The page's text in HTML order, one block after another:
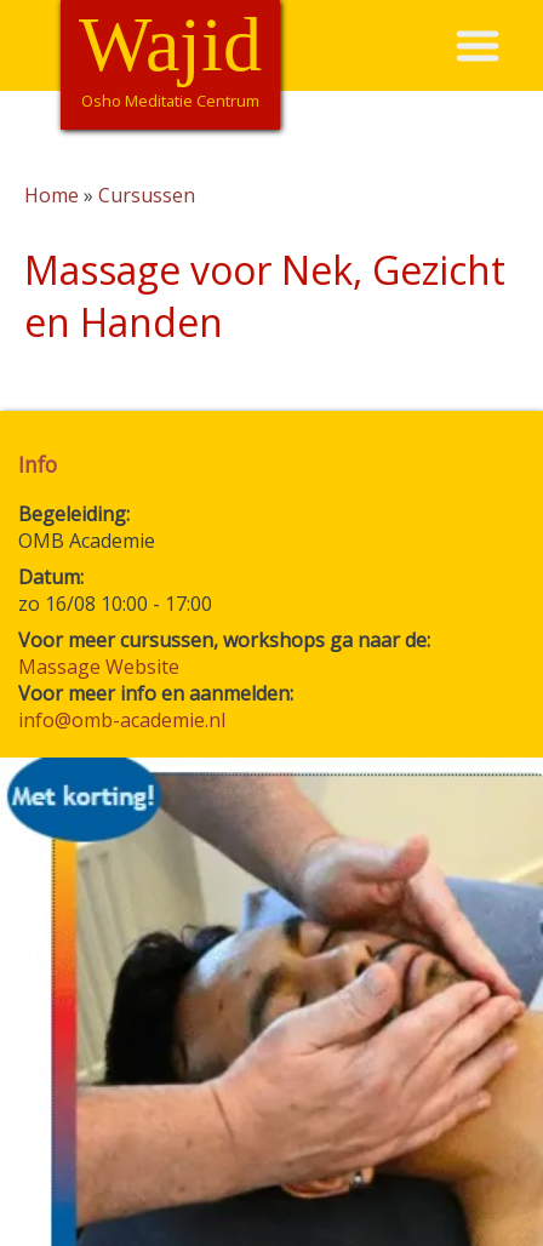
Overslaan
de
HoofdnavigatieWajid
Osho Meditatie Centrum
Home Cursussen
Massage voor Nek, Gezicht
en Handen
Info
Begeleiding
OMB Academie
Datum
zo 16/08 10:00 - 17:00
Voor meer cursussen, workshops ga naar de:
Massage Website
Voor meer info en aanmelden:
info@omb-academie.nl